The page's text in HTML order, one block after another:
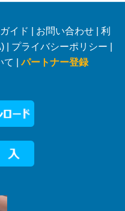
イド お問い合わせ
利
| プライバシーポリシー
て |パートナー登録